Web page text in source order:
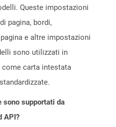
Queste impostazioni
pagina, bordi,
e altre impostazioni
sono utilizzati in
carta intestata
supportati da
API?